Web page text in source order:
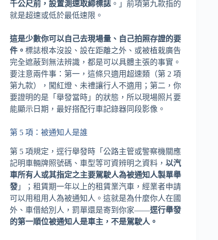
千公尺前，設置測速取締標誌 。」前項第九款指的
就是超速或低於最低速限。
這是少數你可以自己去現場量、自己拍照存證的要
件。 標誌根本沒設、設在距離之外、或被植栽廣告
完全遮蔽到無法辨識，都是可以具體主張的事實。
要注意兩件事：第一，這條只適用超速類（第 2 項
第九款），闖紅燈、未禮讓行人不適用；第二，你
要證明的是「舉發當時」的狀態，所以現場照片要
能顯示日期，最好搭配行車記錄器同段影像。
第 5 項：被通知人是誰
第 5 項規定，逕行舉發時「公路主管或警察機關應
記明車輛牌照號碼、車型等可資辨明之資料， 以汽
車所有人或其指定之主要駕駛人為被通知人製單舉
發 」；租賃期一年以上的租賃業汽車，經業者申請
可以用租用人為被通知人。這就是為什麼你人在國
外、車借給別人，罰單還是寄到你家——逕行舉發
的第一順位被通知人是車主，不是駕駛人。